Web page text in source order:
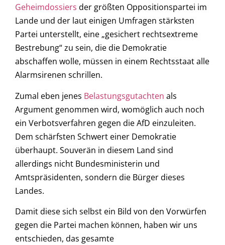
Geheimdossiers der größten Oppositionspartei im
Lande und der laut einigen Umfragen stärksten
Partei unterstellt, eine „gesichert rechtsextreme
Bestrebung“ zu sein, die die Demokratie
abschaffen wolle, müssen in einem Rechtsstaat alle
Alarmsirenen schrillen.
Zumal eben jenes Belastungsgutachten als
Argument genommen wird, womöglich auch noch
ein Verbotsverfahren gegen die AfD einzuleiten.
Dem schärfsten Schwert einer Demokratie
überhaupt. Souverän in diesem Land sind
allerdings nicht Bundesministerin und
Amtspräsidenten, sondern die Bürger dieses
Landes.
Damit diese sich selbst ein Bild von den Vorwürfen
gegen die Partei machen können, haben wir uns
entschieden, das gesamte